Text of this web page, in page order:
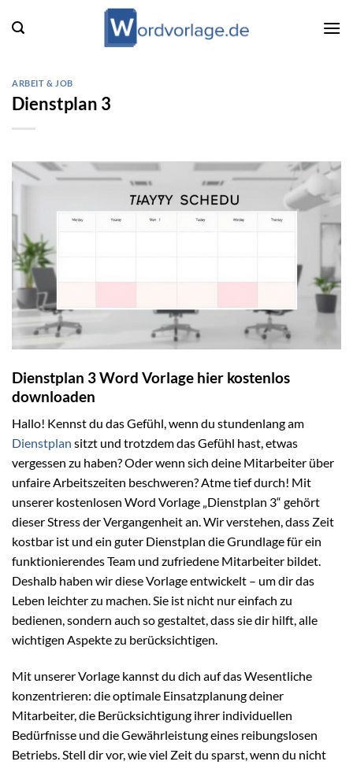
Inhalt
ARBEIT & JOB
Dienstplan 3
Dienstplan 3 Word Vorlage hier kostenlos
downloaden
Hallo! Kennst du das Gefühl, wenn du stundenlang am
Dienstplan sitzt und trotzdem das Gefühl hast, etwas
vergessen zu haben? Oder wenn sich deine Mitarbeiter über
unfaire Arbeitszeiten beschweren? Atme tief durch! Mit
unserer kostenlosen Word Vorlage „Dienstplan 3“ gehört
dieser Stress der Vergangenheit an. Wir verstehen, dass Zeit
kostbar ist und ein guter Dienstplan die Grundlage für ein
funktionierendes Team und zufriedene Mitarbeiter bildet.
Deshalb haben wir diese Vorlage entwickelt – um dir das
Leben leichter zu machen. Sie ist nicht nur einfach zu
bedienen, sondern auch so gestaltet, dass sie dir hilft, alle
wichtigen Aspekte zu berücksichtigen.
Mit unserer Vorlage kannst du dich auf das Wesentliche
konzentrieren: die optimale Einsatzplanung deiner
Mitarbeiter, die Berücksichtigung ihrer individuellen
Bedürfnisse und die Gewährleistung eines reibungslosen
Betriebs. Stell dir vor, wie viel Zeit du sparst, wenn du nicht